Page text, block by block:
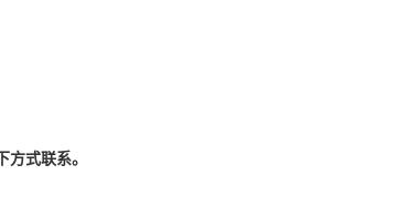
式联系。